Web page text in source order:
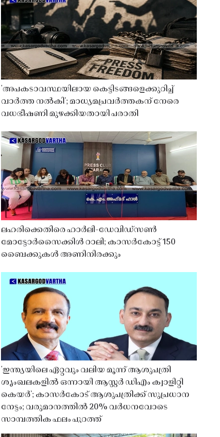
'അപകടാവസ്ഥയിലായ കെട്ടിടങ്ങളെക്കുറിച്ച്
വാർത്ത നൽകി'; മാധ്യമപ്രവർത്തകന് നേരെ
വധഭീഷണി മുഴക്കിയതായി പരാതി
ലഹരിക്കെതിരെ ഹാർലി-ഡേവിഡ്‌സൺ
മോട്ടോർസൈക്കിൾ റാലി; കാസർകോട്ട് 150
ബൈക്കുകൾ അണിനിരക്കും
'ഇന്ത്യയിലെ ഏറ്റവും വലിയ മൂന്ന് ആശുപത്രി
ശൃംഖലകളിൽ ഒന്നായി ആസ്റ്റർ ഡിഎം ക്വാളിറ്റി
കെയർ'; കാസർകോട് ആശുപത്രിക്ക് സുപ്രധാന
നേട്ടം; വരുമാനത്തിൽ 20% വർധനവോടെ
സാമ്പത്തിക ഫലം പുറത്ത്